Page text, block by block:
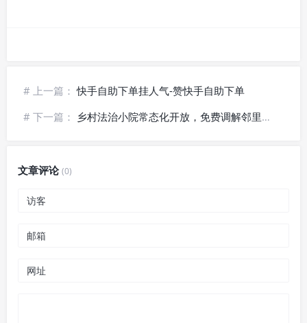
# 上一篇：快手自助下单挂人气-赞快手自助下单
# 下一篇： 乡村法治小院常态化开放，免费调解邻里土地纠纷
文章评论(0)